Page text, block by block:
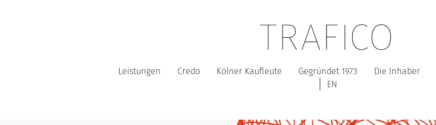
Leistungen Credo Kölner Kaufleute Gegründet 1973 Die Inhaber
EN